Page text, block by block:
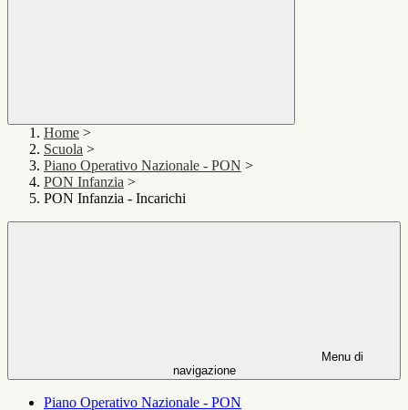
Home >
Scuola >
Piano Operativo Nazionale - PON >
PON Infanzia >
PON Infanzia - Incarichi
Menu di
navigazione
Piano Operativo Nazionale - PON